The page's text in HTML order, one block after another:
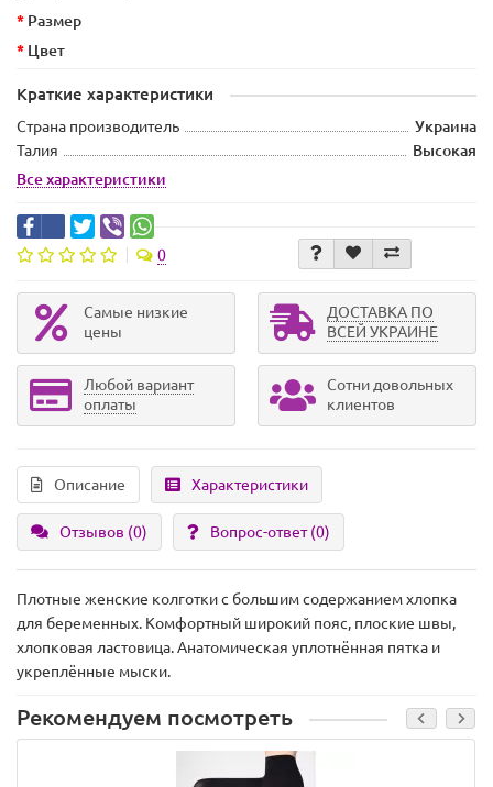
Размер
Цвет
Краткие характеристики
Страна производитель
Украина
Талия
Высокая
Все характеристики
0
Самые низкие
цены
ДОСТАВКА ПО
ВСЕЙ УКРАИНЕ
Любой вариант
оплаты
Сотни довольных
клиентов
Описание Характеристики
Отзывов (0) Вопрос-ответ(0)
Плотные женские колготки с большим содержанием хлопка
для беременных. Комфортный широкий пояс, плоские швы,
хлопковая ластовица. Анатомическая уплотнённая пятка и
укреплённые мыски.
Рекомендуем посмотреть